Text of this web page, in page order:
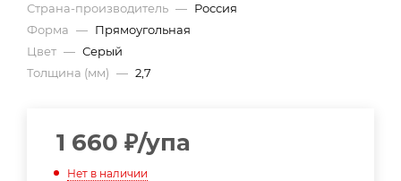
Страна-производитель — Россия
Форма — Прямоугольная
Цвет — Серый
Толщина (мм) — 2,7
1 660 ₽/упа
Нет в наличии